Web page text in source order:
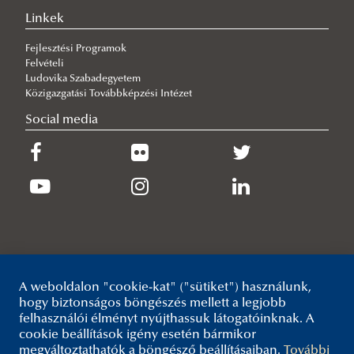
tanév
Tantárgyi tematikák - tájékoztatók 2017/2018-as
tanév
Tantárgyi tematikák - tájékoztatók 2016/2017-es
tanév
Tantárgyi tematikák - tájékoztatók 2015/2016-os
Tantárgyi tematikák - tájékoztatók 2014/2015
Záróvizsga, szigorlat
Vizsgafelkészülési témakörök, kérdések
Tananyagok, jegyzetek
Linkek
Fejlesztési Programok
Felvételi
Ludovika Szabadegyetem
Közigazgatási Továbbképzési Intézet
Social media
A weboldalon "cookie-kat" ("sütiket") használunk,
hogy biztonságos böngészés mellett a legjobb
felhasználói élményt nyújthassuk látogatóinknak. A
cookie beállítások igény esetén bármikor
megváltoztathatók a böngésző beállításaiban. További